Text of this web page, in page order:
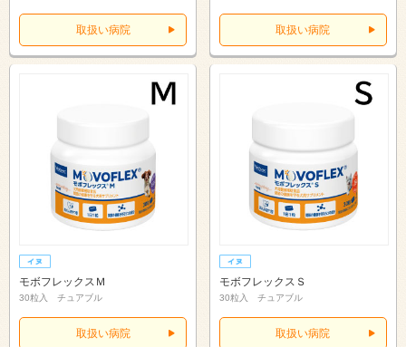
取扱い病院 取扱い病院
モボフレックスＭ
30粒入 チュアブル
取扱い病院
モボフレックスＳ
30粒入 チュアブル
取扱い病院